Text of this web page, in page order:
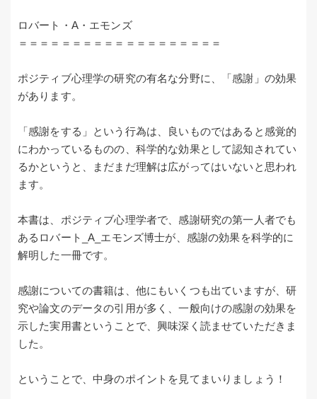
ロバート・A・エモンズ
＝＝＝＝＝＝＝＝＝＝＝＝＝＝＝＝＝＝＝
ポジティブ心理学の研究の有名な分野に、「感謝」の効果
があります。
「感謝をする」という行為は、良いものではあると感覚的
にわかっているものの、科学的な効果として認知されてい
るかというと、まだまだ理解は広がってはいないと思われ
ます。
本書は、ポジティブ心理学者で、感謝研究の第一人者でも
あるロバート_A_エモンズ博士が、感謝の効果を科学的に
解明した一冊です。
感謝についての書籍は、他にもいくつも出ていますが、研
究や論文のデータの引用が多く、一般向けの感謝の効果を
示した実用書ということで、興味深く読ませていただきま
した。
ということで、中身のポイントを見てまいりましょう！